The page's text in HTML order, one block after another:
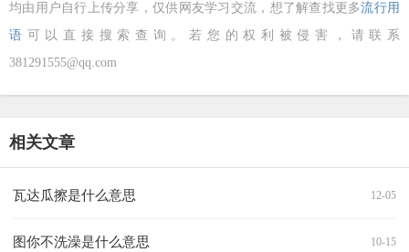
均由用户自行上传分享，仅供网友学习交流，想了解查找更多流行用
语 可以直接搜索查询。若您的权利被侵害，请联系
381291555@qq.com
相关文章
12-05
瓦达瓜擦是什么意思
10-15
图你不洗澡是什么意思